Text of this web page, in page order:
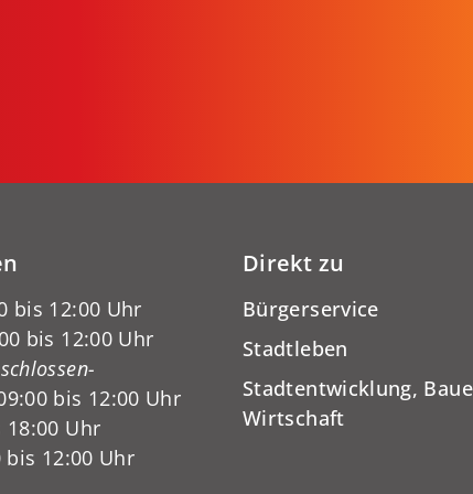
bis 12:00 Uhr
bis 12:00 Uhr
bis 12:00 Uhr
18:00 Uhr
bis 12:00 Uhr
Direkt zu
Bürgerservice
Stadtleben
Stadtentwicklung,
Wirtschaft